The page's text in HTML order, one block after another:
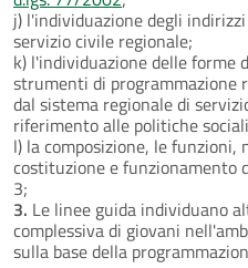
j) l'individuazione degli
servizio civile regionale;
k) l'individuazione delle forme
strumenti di programmazione
dal sistema regionale di
riferimento alle politiche
l) la composizione, le funzioni,
costituzione e funzionamento
3;
3. Le linee guida individuano
complessiva di giovani
sulla base della